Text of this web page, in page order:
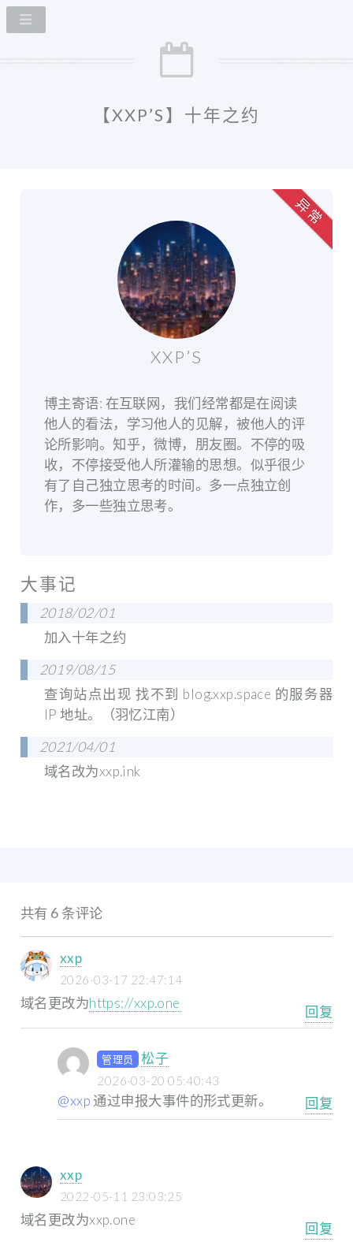
【XXP’S】十年之约
XXP’S
博主寄语: 在互联网，我们经常都是在阅读
他人的看法，学习他人的见解，被他人的评
论所影响。知乎，微博，朋友圈。不停的吸
收，不停接受他人所灌输的思想。似乎很少
有了自己独立思考的时间。多一点独立创
作，多一些独立思考。
异 常
大事记
2018/02/01
加入十年之约
2019/08/15
查询站点出现 找不到 blog.xxp.space 的服务器
IP 地址。（羽忆江南）
2021/04/01
域名改为xxp.ink
共有 6 条评论
xxp
2026-03-17 22:47:14
域名更改为https://xxp.one
回复
管理员 松子
2026-03-20 05:40:43
@xxp通过申报大事件的形式更新。 回复
xxp
2022-05-11 23:03:25
域名更改为xxp.one
回复